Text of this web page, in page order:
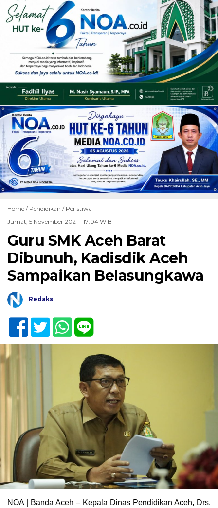
Home / Pendidikan / Peristiwa
Jumat, 5 November 2021 - 17:04 WIB
Guru SMK Aceh Barat
Dibunuh, Kadisdik Aceh
Sampaikan Belasungkawa
Redaksi
NOA | Banda Aceh – Kepala Dinas Pendidikan Aceh, Drs.